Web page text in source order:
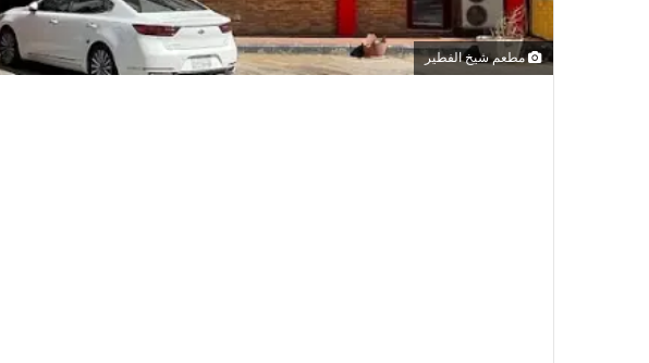
مطعم شيخ الفطير